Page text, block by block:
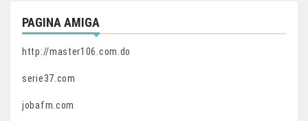
PAGINA AMIGA
http://master106.com.do
serie37.com
jobafm.com